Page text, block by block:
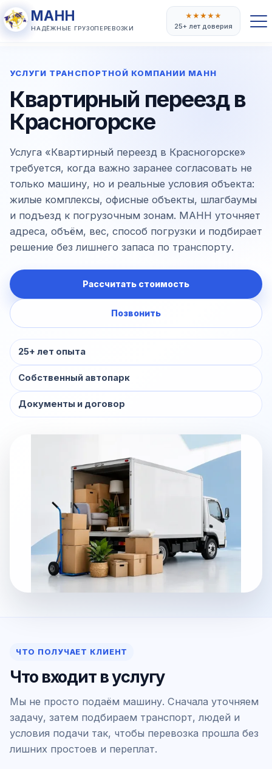
МАНН
НАДЁЖНЫЕ ГРУЗОПЕРЕВОЗКИ
★★★★★
25+ лет доверия
УСЛУГИ ТРАНСПОРТНОЙ КОМПАНИИ МАНН
Квартирный переезд в
Красногорске
Услуга «Квартирный переезд в Красногорске»
требуется, когда важно заранее согласовать не
только машину, но и реальные условия объекта:
жилые комплексы, офисные объекты, шлагбаумы
и подъезд к погрузочным зонам. МАНН уточняет
адреса, объём, вес, способ погрузки и подбирает
решение без лишнего запаса по транспорту.
Рассчитать стоимость
Позвонить
25+ лет опыта
Собственный автопарк
Документы и договор
ЧТО ПОЛУЧАЕТ КЛИЕНТ
Что входит в услугу
Мы не просто подаём машину. Сначала уточняем
задачу, затем подбираем транспорт, людей и
условия подачи так, чтобы перевозка прошла без
лишних простоев и переплат.